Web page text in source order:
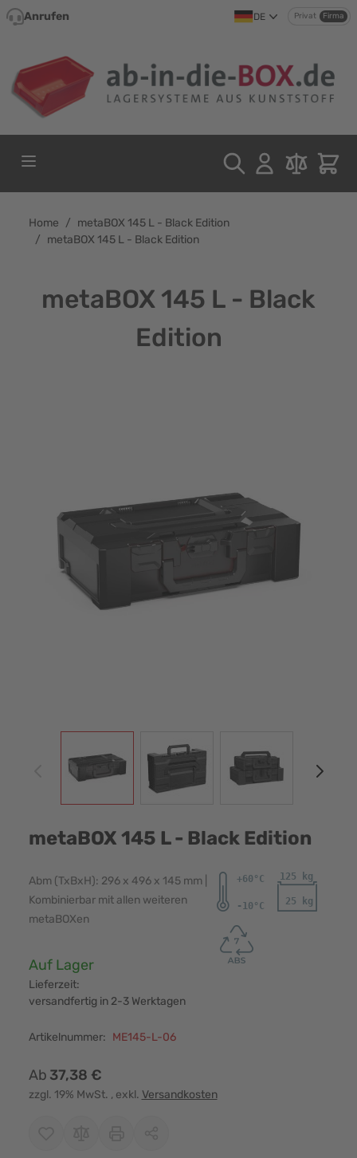
Direkt zum Inhalt
Anrufen DE Privat Firma
Home / metaBOX 145 L - Black Edition
/ metaBOX 145 L - Black Edition
metaBOX 145 L - Black
Edition
metaBOX 145 L - Black Edition
Abm (TxBxH): 296 x 496 x 145 mm |
Kombinierbar mit allen weiteren
metaBOXen
Verfügbarkeit:
Auf Lager
Lieferzeit:
versandfertig in 2-3 Werktagen
Artikelnummer: ME145-L-06
Ab 37,38 €
zzgl. 19% MwSt. , exkl. Versandkosten